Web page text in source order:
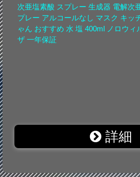
次亜塩素酸 スプレー 生成器 電解次
プレー アルコールなし マスク キッ
ゃん おすすめ 水 塩 400ml ノロウィ
ザ 一年保証
詳細